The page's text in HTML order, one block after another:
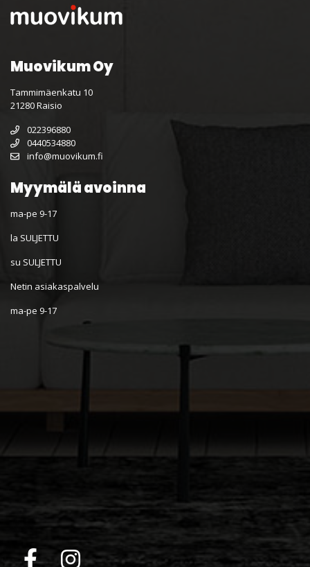
Muovikum Oy
Tammimäenkatu 10
21280 Raisio
022396880
0440534880
info@muovikum.fi
Myymälä avoinna
ma-pe 9-17
la SULJETTU
su SULJETTU
Netin asiakaspalvelu
ma-pe 9-17